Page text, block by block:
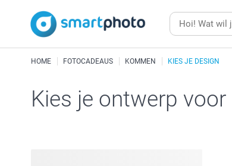
HOME FOTOCADEAUS KOMMEN KIES JE DESIGN
Kies je ontwerp voor